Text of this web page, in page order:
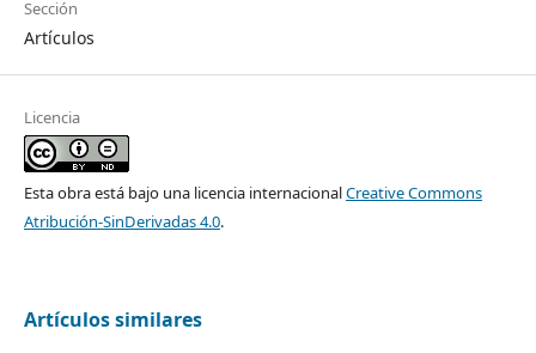
Sección
Artículos
Licencia
Esta obra está bajo una licencia internacionalCreative Commons
Atribución-SinDerivadas 4.0.
Artículos similares